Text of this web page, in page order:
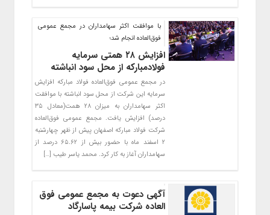
با موافقت اکثر سهامداران در مجمع عمومی
فوق‌العاده انجام شد؛
افزایش ۲۸ همتی سرمایه
فولادمبارکه از محل سود انباشته
در مجمع عمومی فوق‌العاده فولاد مبارکه افزایش
سرمایه این شرکت از محل سود انباشته با موافقت
اکثر سهامداران به میزان ۲۸ همت(معادل ۳۵
درصد) افزایش یافت. مجمع عمومی فوق‌العاده
شرکت فولاد مبارکه اصفهان پیش از ظهر چهارشنبه
۲ اسفند ماه با حضور بیش از ۶۵.۶۲ درصد از
سهامداران آغاز به کار کرد. محمد یاسر طیب […]
آگهی دعوت به مجمع عمومی فوق
العاده شرکت بیمه پاسارگاد